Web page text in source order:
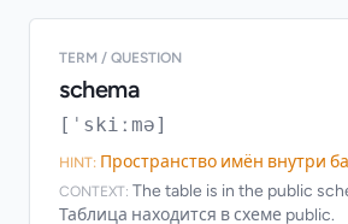
TERM / QUESTION
schema
[ˈskiːmə]
HINT: Пространство имён внутри
CONTEXT: The table is in the public
Таблица находится в схеме public.